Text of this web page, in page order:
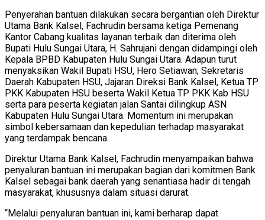
Penyerahan bantuan dilakukan secara bergantian oleh Direktur
Utama Bank Kalsel, Fachrudin bersama ketiga Pemenang
Kantor Cabang kualitas layanan terbaik dan diterima oleh
Bupati Hulu Sungai Utara, H. Sahrujani dengan didampingi oleh
Kepala BPBD Kabupaten Hulu Sungai Utara. Adapun turut
menyaksikan Wakil Bupati HSU, Hero Setiawan; Sekretaris
Daerah Kabupaten HSU, Jajaran Direksi Bank Kalsel, Ketua TP
PKK Kabupaten HSU beserta Wakil Ketua TP PKK Kab HSU
serta para peserta kegiatan jalan Santai dilingkup ASN
Kabupaten Hulu Sungai Utara. Momentum ini merupakan
simbol kebersamaan dan kepedulian terhadap masyarakat
yang terdampak bencana.
Direktur Utama Bank Kalsel, Fachrudin menyampaikan bahwa
penyaluran bantuan ini merupakan bagian dari komitmen Bank
Kalsel sebagai bank daerah yang senantiasa hadir di tengah
masyarakat, khususnya dalam situasi darurat.
“Melalui penyaluran bantuan ini, kami berharap dapat